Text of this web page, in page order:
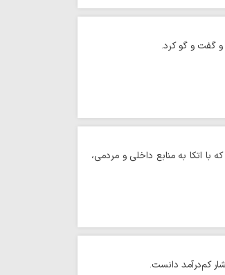
و گفت و گو کرد.
اتکا به منابع داخلی و مردمی،
کم‌درآمد دانست.